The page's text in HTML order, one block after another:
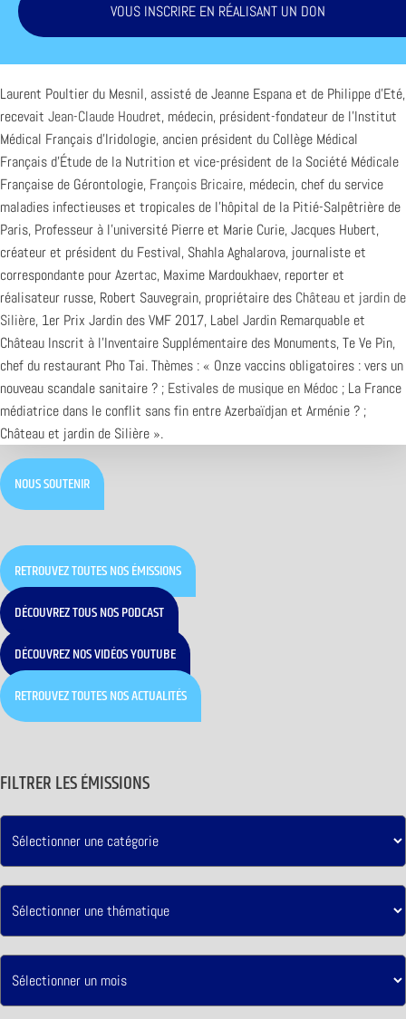
VOUS INSCRIRE EN RÉALISANT UN DON
Laurent Poultier du Mesnil, assisté de Jeanne Espana et de Philippe d’Eté,
recevait Jean-Claude Houdret, médecin, président-fondateur de l’Institut
Médical Français d’Iridologie, ancien président du Collège Médical
Français d’Étude de la Nutrition et vice-président de la Société Médicale
Française de Gérontologie, François Bricaire, médecin, chef du service
maladies infectieuses et tropicales de l’hôpital de la Pitié-Salpêtrière de
Paris, Professeur à l’université Pierre et Marie Curie, Jacques Hubert,
créateur et président du Festival, Shahla Aghalarova, journaliste et
correspondante pourAzertac, Maxime Mardoukhaev, reporter et
réalisateur russe, Robert Sauvegrain, propriétaire des Château et jardin de
Silière, 1er Prix Jardin des VMF 2017, Label Jardin Remarquable et
Château Inscrit à l’Inventaire Supplémentaire des Monuments, Te Ve Pin,
chef du restaurant Pho Tai. Thèmes : « Onze vaccins obligatoires : vers un
nouveau scandale sanitaire ? ; Estivales de musique en Médoc ; La France
médiatrice dans le conflit sans fin entre Azerbaïdjan et Arménie ? ;
Château et jardin de Silière ».
NOUS SOUTENIR
RETROUVEZ TOUTES NOS ÉMISSIONS
DÉCOUVREZ TOUS NOS PODCAST
DÉCOUVREZ NOS VIDÉOS YOUTUBE
RETROUVEZ TOUTES NOS ACTUALITÉS
FILTRER LES ÉMISSIONS